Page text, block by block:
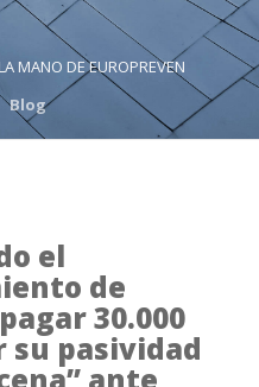
MANO DE EUROPREVEN
Blog
el
de
30.000
su pasividad
ante